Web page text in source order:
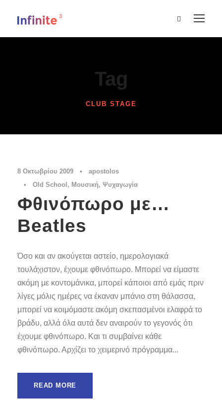
Tag
CLUB STAGE
8 Οκτωβρίου 2009 •
apostolos
•
Old School , Μουσική, Ψυχαγωγία
Φθινόπωρο με…
Beatles
Όσο και αν ακούγεται αστείο, ημερολογιακά
τουλάχιστον, έχουμε φθινόπωρο. Μπορεί να είμαστε
ακόμη με κοντομάνικα, μπορεί κάποιοι από εμάς πριν
λίγες μόλις ημέρες να έκαναν μπάνιο στη θάλασσα,
μπορεί να κοιμόμαστε ακόμη σκεπασμένοι ελαφρά το
βράδυ, αλλά όλα αυτά δεν αναιρούν το γεγονός ότι
έχουμε φθινόπωρο. Και τι συμβαίνει κάθε
φθινόπωρο. Αρχίζει το χειμερινό πρόγραμμα...
READ MORE